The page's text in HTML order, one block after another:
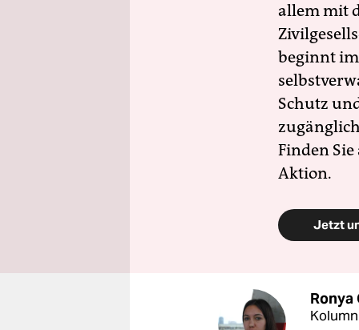
allem mit
beginnt
Schutz
Finden
Aktion.
Jetzt
Ronya